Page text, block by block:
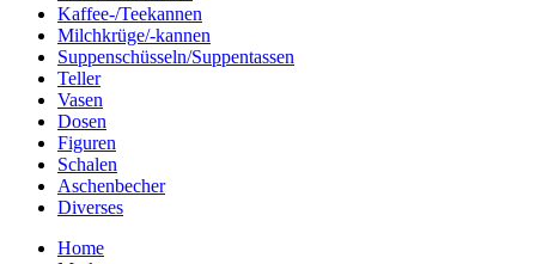
Kaffee-/Teekannen
Milchkrüge/-kannen
Suppenschüsseln/Suppentassen
Teller
Vasen
Dosen
Figuren
Schalen
Aschenbecher
Diverses
Home